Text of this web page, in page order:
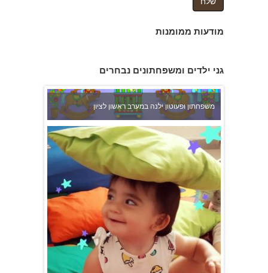
מודעות ממומנות
גני ילדים ומשפחתונים נבחרים
משפחתון ופעוטון ילנה במערב ראשון לציון